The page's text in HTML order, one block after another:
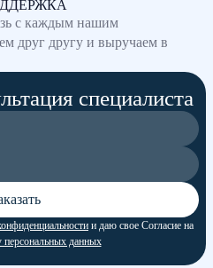
с каждым нашим
друг другу и выручаем в
специалиста
и даю свое Согласие на
персональных данных